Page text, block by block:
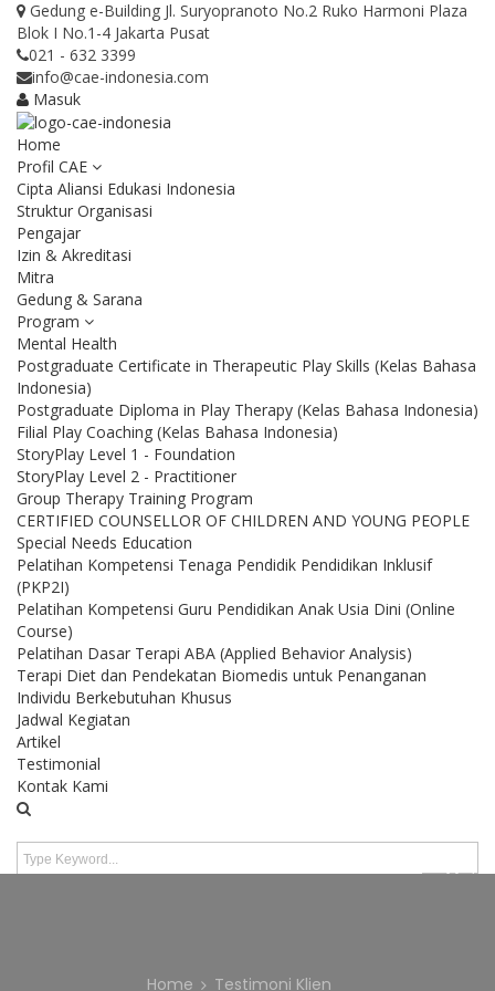
Gedung e-Building Jl. Suryopranoto No.2 Ruko Harmoni Plaza
Blok I No.1-4 Jakarta Pusat
021 - 632 3399
info@cae-indonesia.com
Masuk
Home
Profil CAE
Cipta Aliansi Edukasi Indonesia
Struktur Organisasi
Pengajar
Izin & Akreditasi
Mitra
Gedung & Sarana
Program
Mental Health
Postgraduate Certificate in Therapeutic Play Skills (Kelas Bahasa
Indonesia)
Postgraduate Diploma in Play Therapy (Kelas Bahasa Indonesia)
Filial Play Coaching (Kelas Bahasa Indonesia)
StoryPlay Level 1 - Foundation
StoryPlay Level 2 - Practitioner
Group Therapy Training Program
CERTIFIED COUNSELLOR OF CHILDREN AND YOUNG PEOPLE
Special Needs Education
Pelatihan Kompetensi Tenaga Pendidik Pendidikan Inklusif
(PKP2I)
Pelatihan Kompetensi Guru Pendidikan Anak Usia Dini (Online
Course)
Pelatihan Dasar Terapi ABA (Applied Behavior Analysis)
Terapi Diet dan Pendekatan Biomedis untuk Penanganan
Individu Berkebutuhan Khusus
Jadwal Kegiatan
Artikel
Testimonial
Kontak Kami
Home Testimoni Klien